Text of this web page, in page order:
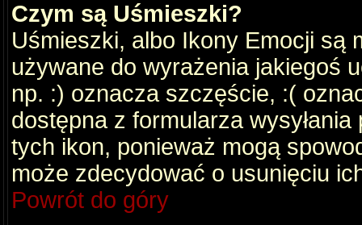
Czym są Uśmieszki?
Uśmieszki, albo Ikony Emocji są
używane do wyrażenia jakiegoś
np. :) oznacza szczęście, :(
dostępna z formularza
tych ikon, ponieważ mogą
może zdecydować o usunięciu
Powrót do góry